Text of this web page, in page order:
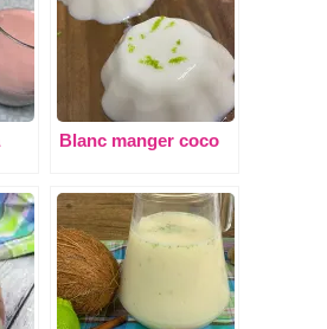
Blanc manger coco